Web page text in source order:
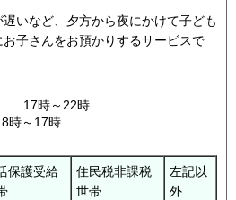
いなど、夕方から夜にかけて子ども
子さんをお預かりするサービスで
… 17時～22時
～17時
保護受給
住民税非課税
世帯
左記以
外